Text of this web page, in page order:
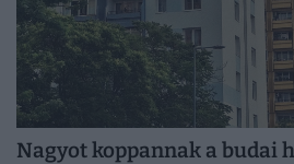
Nagyot koppannak a budai